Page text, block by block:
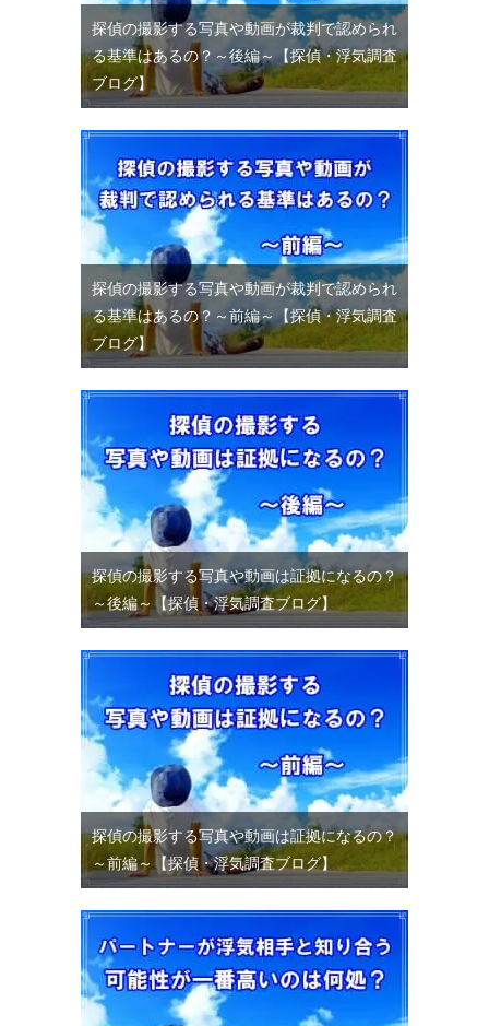
探偵の撮影する写真や動画が裁判で認められ
る基準はあるの？～後編～【探偵・浮気調査
ブログ】
探偵の撮影する写真や動画が裁判で認められ
る基準はあるの？～前編～【探偵・浮気調査
ブログ】
探偵の撮影する写真や動画は証拠になるの？
～後編～【探偵・浮気調査ブログ】
探偵の撮影する写真や動画は証拠になるの？
～前編～【探偵・浮気調査ブログ】